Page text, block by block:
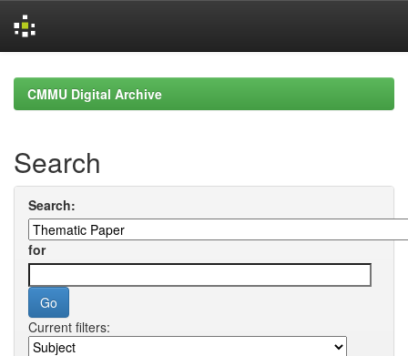
navigationCMMU Digital Archive
Search
Search:
for
Current filters: